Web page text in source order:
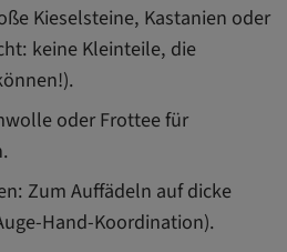
Kieselsteine, Kastanien oder
keine Kleinteile, die
oder Frottee für
Zum Auffädeln auf dicke
Hand-Koordination).